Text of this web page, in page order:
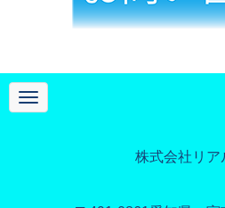
N
a
株式会社リア